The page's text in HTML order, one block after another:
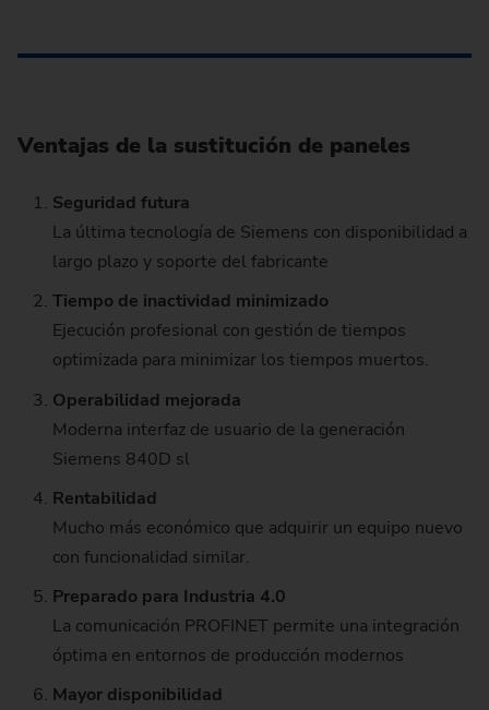
Ventajas de la sustitución de paneles
Seguridad futura
La última tecnología de Siemens con disponibilidad a
largo plazo y soporte del fabricante
Tiempo de inactividad minimizado
Ejecución profesional con gestión de tiempos
optimizada para minimizar los tiempos muertos.
Operabilidad mejorada
Moderna interfaz de usuario de la generación
Siemens 840D sl
Rentabilidad
Mucho más económico que adquirir un equipo nuevo
con funcionalidad similar.
Preparado para Industria 4.0
La comunicación PROFINET permite una integración
óptima en entornos de producción modernos
Mayor disponibilidad